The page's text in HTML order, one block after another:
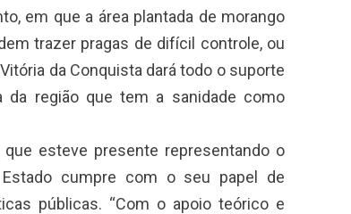
em que a área plantada de morango
trazer pragas de difícil controle, ou
da Conquista dará todo o suporte
região que tem a sanidade como
esteve presente representando o
Estado cumpre com o seu papel de
públicas. “Com o apoio teórico e